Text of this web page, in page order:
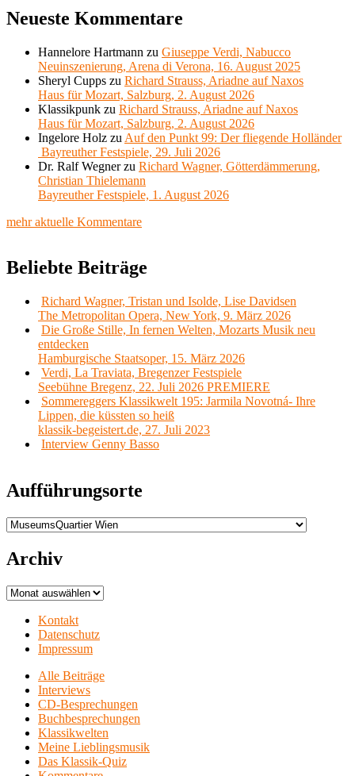
Neueste Kommentare
Hannelore Hartmann zu Giuseppe Verdi, Nabucco
Neuinszenierung, Arena di Verona, 16. August 2025
Sheryl Cupps zu Richard Strauss, Ariadne auf Naxos
Haus für Mozart, Salzburg, 2. August 2026
Klassikpunk zu Richard Strauss, Ariadne auf Naxos
Haus für Mozart, Salzburg, 2. August 2026
Ingelore Holz zu Auf den Punkt 99: Der fliegende Holländer
Bayreuther Festspiele, 29. Juli 2026
Dr. Ralf Wegnerzu Richard Wagner, Götterdämmerung,
Christian Thielemann
Bayreuther Festspiele, 1. August 2026
mehr aktuelle Kommentare
Beliebte Beiträge
Richard Wagner, Tristan und Isolde, Lise Davidsen
The Metropolitan Opera, New York, 9. März 2026
Die Große Stille, In fernen Welten, Mozarts Musik neu
entdecken
Hamburgische Staatsoper, 15. März 2026
Verdi, La Traviata, Bregenzer Festspiele
Seebühne Bregenz, 22. Juli 2026 PREMIERE
Sommereggers Klassikwelt 195: Jarmila Novotná- Ihre
Lippen, die küssten so heiß
klassik-begeistert.de, 27. Juli 2023
Interview Genny Basso
Aufführungsorte
Aufführungsorte
Archiv
Archiv
Kontakt
Datenschutz
Impressum
Alle Beiträge
Interviews
CD-Besprechungen
Buchbesprechungen
Klassikwelten
Meine Lieblingsmusik
Das Klassik-Quiz